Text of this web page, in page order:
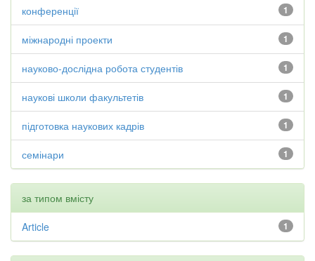
1
конференції
1
міжнародні проекти
1
науково-дослідна робота студентів
1
наукові школи факультетів
1
підготовка наукових кадрів
1
семінари
за типом вмісту
1
Article